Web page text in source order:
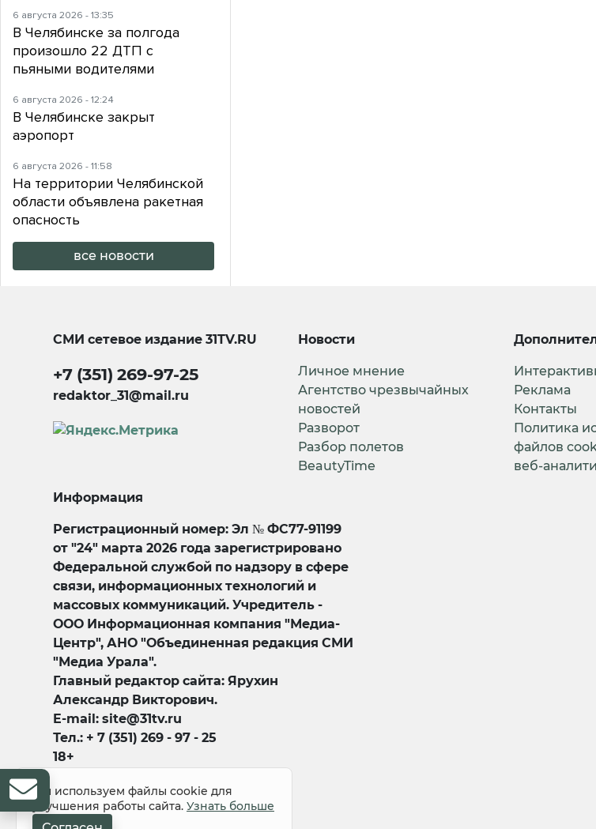
6 августа 2026 - 13:35
В Челябинске за полгода
произошло 22 ДТП с
пьяными водителями
6 августа 2026 - 12:24
В Челябинске закрыт
аэропорт
6 августа 2026 - 11:58
На территории Челябинской
области объявлена ракетная
опасность
все новости
СМИ сетевое издание31TV.RU
+7 (351) 269-97-25
redaktor_31@mail.ru
Новости
Личное мнение
Агентство чрезвычайных
новостей
Разворот
Разбор полетов
BeautyTime
Реклама
Контакты
Политика
файлов
веб-
Информация
Регистрационный номер: Эл № ФС77-91199
от "24" марта 2026 года зарегистрировано
Федеральной службой по надзору в сфере
связи, информационных технологий и
массовых коммуникаций. Учредитель -
ООО Информационная компания "Медиа-
Центр", АНО "Объединенная редакция СМИ
"Медиа Урала".
Главный редактор сайта: Ярухин
Александр Викторович.
E-mail: site@31tv.ru
Тел.: + 7 (351) 269 - 97 - 25
18+
Мы используем файлы cookie для
улучшения работы сайта. Узнать больше